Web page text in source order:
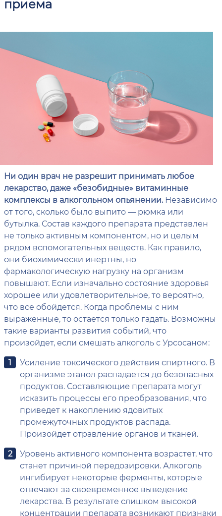
приема
Ни один врач не разрешит принимать любое
лекарство, даже «безобидные» витаминные
комплексы в алкогольном опьянении.Независимо
от того, сколько было выпито — рюмка или
бутылка. Состав каждого препарата представлен
не только активным компонентом, но и целым
рядом вспомогательных веществ. Как правило,
они биохимически инертны, но
фармакологическую нагрузку на организм
повышают. Если изначально состояние здоровья
хорошее или удовлетворительное, то вероятно,
что все обойдется. Когда проблемы с ним
выраженные, то остается только гадать. Возможны
такие варианты развития событий, что
произойдет, если смешать алкоголь с Урсосаном:
Усиление токсического действия спиртного. В
организме этанол распадается до безопасных
продуктов. Составляющие препарата могут
исказить процессы его преобразования, что
приведет к накоплению ядовитых
промежуточных продуктов распада.
Произойдет отравление органов и тканей.
Уровень активного компонента возрастет, что
станет причиной передозировки. Алкоголь
ингибирует некоторые ферменты, которые
отвечают за своевременное выведение
лекарства. В результате слишком высокой
концентрации препарата возникают признаки